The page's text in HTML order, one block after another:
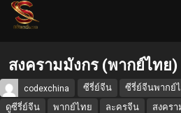
สงครามมังกร (พากย์ไทย)
codexchina ซีรี่ย์จีน ซีรี่ย์จีนพากย์
ดูซีรี่ย์จีน
พากย์ไทย ละครจีน
สงคร